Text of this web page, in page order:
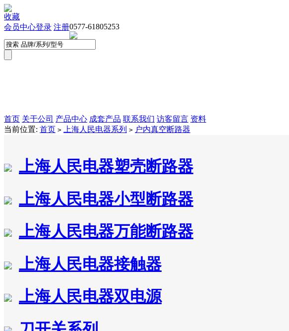
收藏
0577-61805253
登录 注册
会员中心
首页 关于公司 产品中心 成套产品 联系我们 访客留言 资料
当前位置: 首页 > 上海人民电器系列 > 户内真空断路器
上海人民电器塑壳断路器
上海人民电器小型断路器
上海人民电器万能断路器
上海人民电器接触器
上海人民电器双电源